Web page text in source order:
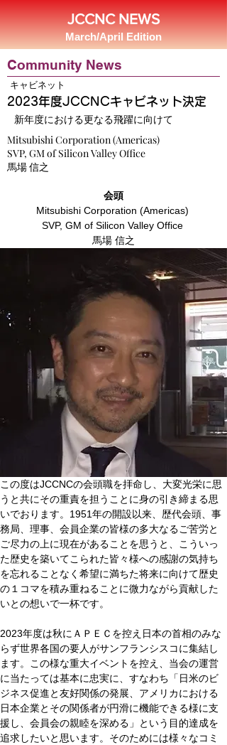
JCCNC NEWS
March/April Edition
Community News
キャビネット
2023年度JCCNCキャビネット決定
新年度における更なる飛躍に向けて
Mitsubishi Corporation (Americas)
SVP, GM of Silicon Valley Office
馬場 信之
会頭
Mitsubishi Corporation (Americas)
SVP, GM of Silicon Valley Office
馬場 信之
この度はJCCNCの会頭職を拝命し、大変光栄に思
うと共にその重責を担うことに身の引き締まる思
いでおります。1951年の開設以来、歴代会頭、事
務局、理事、会員企業の皆様の多大なるご苦労と
ご尽力の上に現在があることを思うと、こういっ
た歴史を築いてこられた皆々様への感謝の気持ち
を忘れることなく希望に満ちた将来に向けて歴史
の１コマを積み重ねることに微力ながら貢献した
いとの想いで一杯です。
2023年度は秋にＡＰＥＣを控え日本の首相のみな
らず世界各国の要人がサンフランシスコに集結し
ます。この様な重大イベントを控え、当会の運営
に当たっては基本に忠実に、すなわち「日米のビ
ジネス促進と友好関係の発展、アメリカにおける
日本企業とその関係者が円滑に機能できる様に支
援し、会員会の親睦を深める」という目的達成を
追求したいと思います。そのためには様々なコミ